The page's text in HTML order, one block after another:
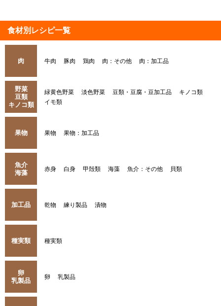
食材別レシピ一覧
肉 牛肉 豚肉 鶏肉 肉：その他 肉：加工品
野菜
豆類
キノコ類
緑黄色野菜 淡色野菜 豆類・豆腐・豆加工品
キノコ類
イモ類
果物 果物 果物：加工品
魚介
海藻
赤身 白身 甲殻類 海藻 魚介：その他 貝類
加工品 乾物 練り製品 漬物
種実類 種実類
卵
乳製品
卵 乳製品